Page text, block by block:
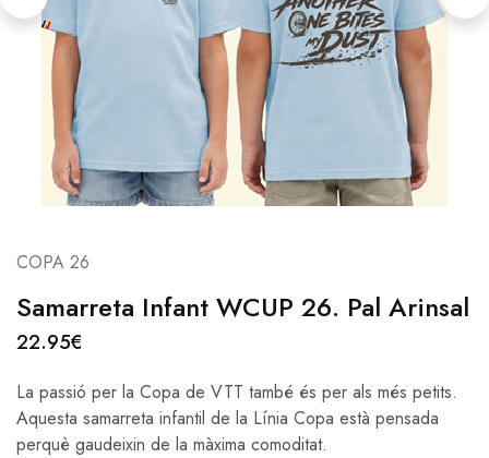
COPA 26
Samarreta Infant WCUP 26. Pal Arinsal
22.95€
La passió per la Copa de VTT també és per als més petits.
Aquesta samarreta infantil de la Línia Copa està pensada
perquè gaudeixin de la màxima comoditat.